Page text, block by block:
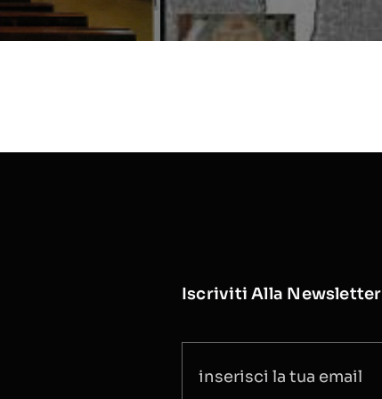
Iscriviti Alla Newsletter